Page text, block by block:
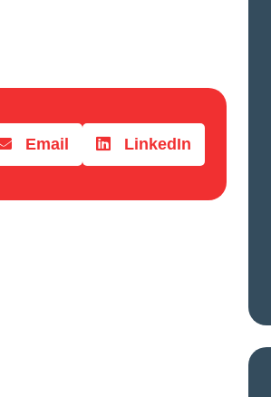
Email LinkedIn